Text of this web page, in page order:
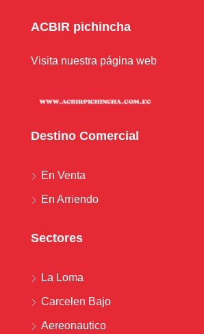
ACBIR pichincha
Visita nuestra página web
Destino Comercial
En Venta
En Arriendo
Sectores
La Loma
Carcelen Bajo
Aereonautico